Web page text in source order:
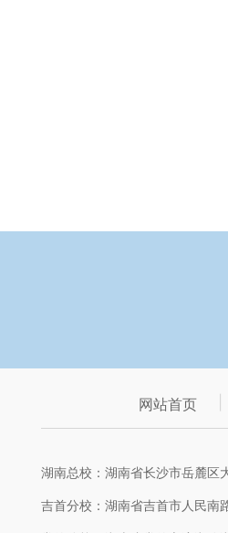
网站首页
湖南总校：湖南省长沙市岳麓区
吉首分校：湖南省吉首市人民南